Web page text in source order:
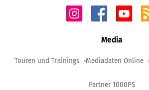
Media
Touren und Trainings Mediadaten Online
Partner 1000PS